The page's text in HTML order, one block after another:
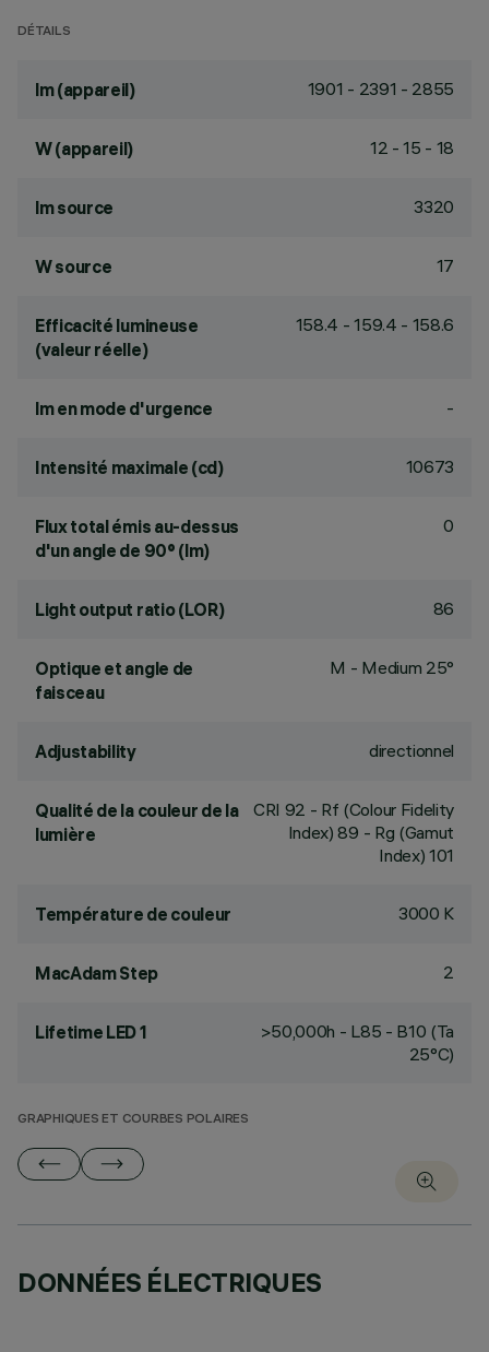
DÉTAILS
lm (appareil) 1901 - 2391 - 2855
W (appareil) 12 - 15 - 18
lm source 3320
W source 17
Efficacité lumineuse
(valeur réelle)
158.4 - 159.4 - 158.6
lm en mode d'urgence -
Intensité maximale (cd) 10673
Flux total émis au-dessus
d'un angle de 90° (lm)
0
Light output ratio (LOR) 86
Optique et angle de
faisceau
M - Medium 25°
Adjustability directionnel
Qualité de la couleur de la
lumière
CRI 92 - Rf (Colour Fidelity
Index) 89 - Rg (Gamut
Index) 101
Température de couleur 3000 K
MacAdam Step 2
Lifetime LED 1
>50,000h - L85 - B10 (Ta
25°C)
GRAPHIQUES ET COURBES POLAIRES
DONNÉES ÉLECTRIQUES